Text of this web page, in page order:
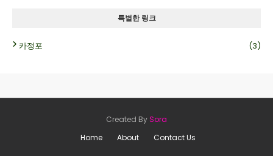
특별한 링크
카정포 (3)
Created By Sora
Home
About Contact Us